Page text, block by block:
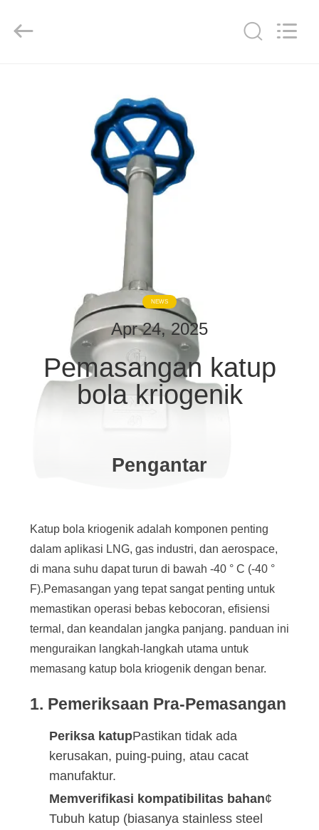
KONTROL
KUALITAS
KASUS
PERMINTAAN
PENAWARAN
SITEMAP
PRIVASI
Equipment
Co.,Ltd.
NEWS
Apr 24, 2025
Pemasangan katup
bola kriogenik
Pengantar
Katup bola kriogenik adalah komponen penting
dalam aplikasi LNG, gas industri, dan aerospace,
di mana suhu dapat turun di bawah -40 ° C (-40 °
F).Pemasangan yang tepat sangat penting untuk
memastikan operasi bebas kebocoran, efisiensi
termal, dan keandalan jangka panjang. panduan ini
menguraikan langkah-langkah utama untuk
memasang katup bola kriogenik dengan benar.
1. Pemeriksaan Pra-Pemasangan
Periksa katupPastikan tidak ada
kerusakan, puing-puing, atau cacat
manufaktur.
Memverifikasi kompatibilitas bahan¢
Tubuh katup (biasanya stainless steel